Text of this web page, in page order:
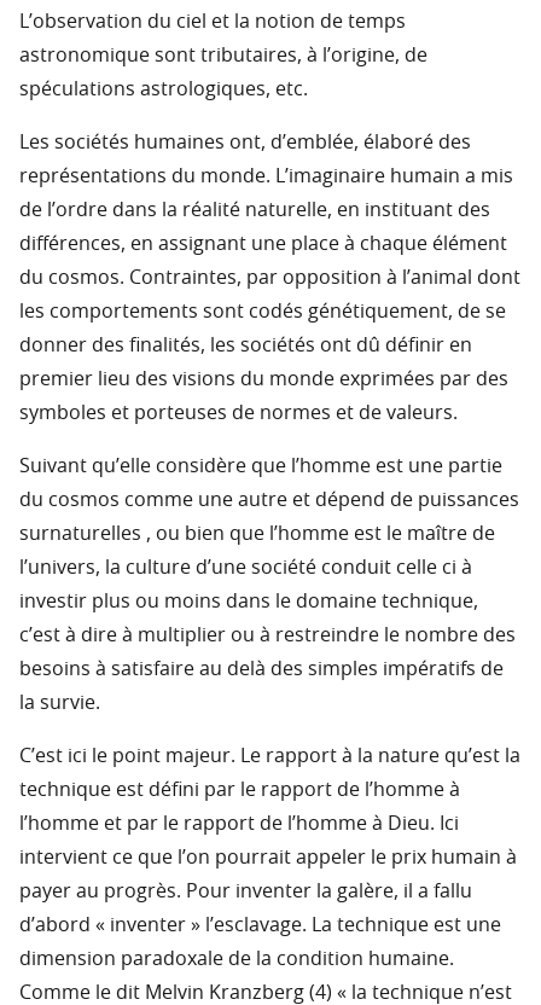
L’observation du ciel et la notion de temps
astronomique sont tributaires, à l’origine, de
spéculations astrologiques, etc.
Les sociétés humaines ont, d’emblée, élaboré des
représentations du monde. L’imaginaire humain a mis
de l’ordre dans la réalité naturelle, en instituant des
différences, en assignant une place à chaque élément
du cosmos. Contraintes, par opposition à l’animal dont
les comportements sont codés génétiquement, de se
donner des finalités, les sociétés ont dû définir en
premier lieu des visions du monde exprimées par des
symboles et porteuses de normes et de valeurs.
Suivant qu’elle considère que l’homme est une partie
du cosmos comme une autre et dépend de puissances
surnaturelles , ou bien que l’homme est le maître de
l’univers, la culture d’une société conduit celle ci à
investir plus ou moins dans le domaine technique,
c’est à dire à multiplier ou à restreindre le nombre des
besoins à satisfaire au delà des simples impératifs de
la survie.
C’est ici le point majeur. Le rapport à la nature qu’est la
technique est défini par le rapport de l’homme à
l’homme et par le rapport de l’homme à Dieu. Ici
intervient ce que l’on pourrait appeler le prix humain à
payer au progrès. Pour inventer la galère, il a fallu
d’abord « inventer » l’esclavage. La technique est une
dimension paradoxale de la condition humaine.
Comme le dit Melvin Kranzberg (4) « la technique n’est